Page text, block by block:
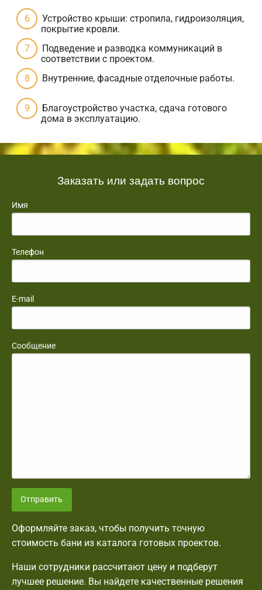
Устройство крыши: стропила, гидроизоляция,
покрытие кровли.
Подведение и разводка коммуникаций в
соответствии с проектом.
Внутренние, фасадные отделочные работы.
Благоустройство участка, сдача готового
дома в эксплуатацию.
Заказать или задать вопрос
Имя
Телефон
E-mail
Сообщение
Отправить
Оформляйте заказ, чтобы получить точную
стоимость бани из каталога готовых проектов.
Наши сотрудники рассчитают цену и подберут
лучшее решение. Вы найдете качественные решения